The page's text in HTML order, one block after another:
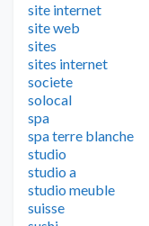
site internet
site web
sites
sites internet
societe
solocal
spa
spa terre blanche
studio
studio a
studio meuble
suisse